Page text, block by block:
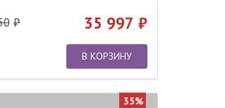
35 997
В КОРЗИНУ
35%